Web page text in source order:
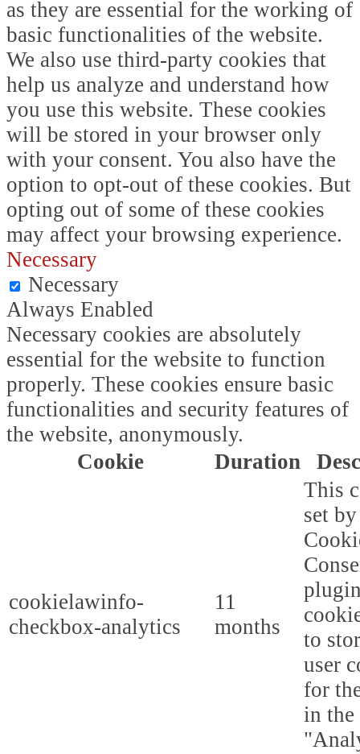
as they are essential for the working of
basic functionalities of the website.
We also use third-party cookies that
help us analyze and understand how
you use this website. These cookies
will be stored in your browser only
with your consent. You also have the
option to opt-out of these cookies. But
opting out of some of these cookies
may affect your browsing experience.
Necessary
Necessary
Always Enabled
Necessary cookies are absolutely
essential for the website to function
properly. These cookies ensure basic
functionalities and security features of
the website, anonymously.
Cookie
Duration
cookielawinfo-
checkbox-analytics
11
months
This
set
to
user
for
in the